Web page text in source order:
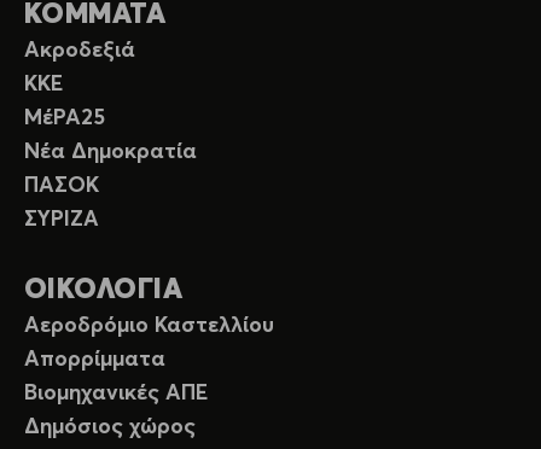
ΚΟΜΜΑΤΑ
Ακροδεξιά
ΚΚΕ
ΜέΡΑ25
Νέα Δημοκρατία
ΠΑΣΟΚ
ΣΥΡΙΖΑ
ΟΙΚΟΛΟΓΙΑ
Αεροδρόμιο Καστελλίου
Απορρίμματα
Βιομηχανικές ΑΠΕ
Δημόσιος χώρος